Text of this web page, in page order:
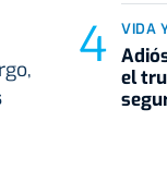
VIDA
el